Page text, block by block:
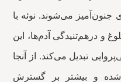
جنون‌آمیز می‌شوند. نوئه با
و درهم‌تنیدگی آدم‌ها، این
تبدیل می‌کند. از آنجا
شده و بیشتر بر گسترش